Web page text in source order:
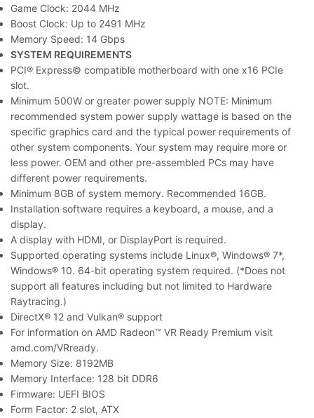
Game Clock: 2044 MHz
Boost Clock: Up to 2491 MHz
Memory Speed: 14 Gbps
SYSTEM REQUIREMENTS
PCI® Express© compatible motherboard with one x16 PCIe
slot.
Minimum 500W or greater power supply NOTE: Minimum
recommended system power supply wattage is based on the
specific graphics card and the typical power requirements of
other system components. Your system may require more or
less power. OEM and other pre-assembled PCs may have
different power requirements.
Minimum 8GB of system memory. Recommended 16GB.
Installation software requires a keyboard, a mouse, and a
display.
A display with HDMI, or DisplayPort is required.
Supported operating systems include Linux®, Windows® 7*,
Windows® 10. 64-bit operating system required. (*Does not
support all features including but not limited to Hardware
Raytracing.)
DirectX® 12 and Vulkan® support
For information on AMD Radeon™ VR Ready Premium visit
amd.com/VRready.
Memory Size: 8192MB
Memory Interface: 128 bit DDR6
Firmware: UEFI BIOS
Form Factor: 2 slot, ATX